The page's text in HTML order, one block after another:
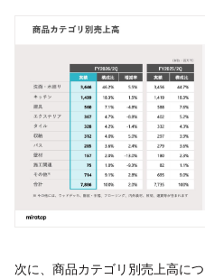
次に、商品カテゴリ別売上高に